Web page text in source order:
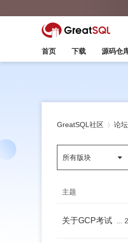
首页 下载 源码仓
GreatSQL社区
»
论
所有版块
主题
关于GCP考试 2